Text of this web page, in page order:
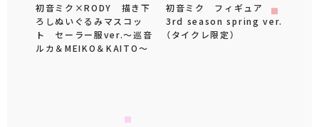
初音ミク×RODY 描き下
ろしぬいぐるみマスコッ
ト セーラー服ver.～巡音
ルカ＆MEIKO＆KAITO～
初音ミク フィギュア
3rd season spring ver.
（タイクレ限定）